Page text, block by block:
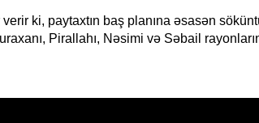
verir ki, paytaxtın baş planına əsasən
Pirallahı, Nəsimi və Səbail